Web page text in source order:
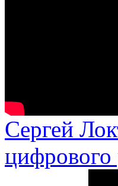
Сергей
цифрового